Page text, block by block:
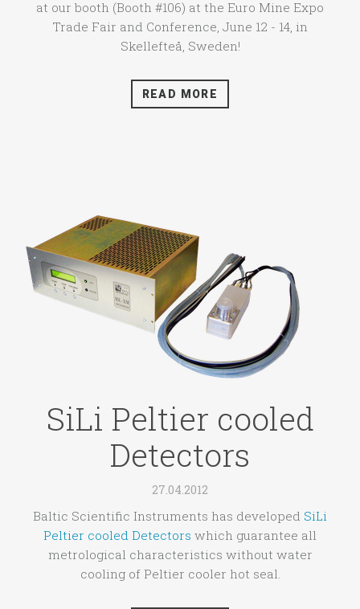
at our booth (Booth #106) at the Euro Mine Expo
Trade Fair and Conference, June 12 - 14, in
Skellefteå, Sweden!
READ MORE
SiLi Peltier cooled
Detectors
27.04.2012
Baltic Scientific Instruments has developed SiLi
Peltier cooled Detectors which guarantee all
metrological characteristics without water
cooling of Peltier cooler hot seal.